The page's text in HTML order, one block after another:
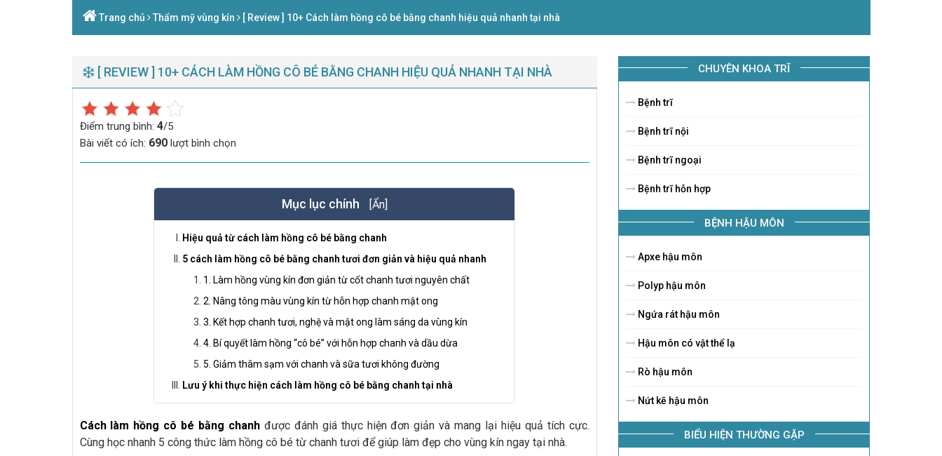
Trang chủ Thẩm mỹ vùng kín [ Review ] 10+ Cách làm hồng cô bé bằng chanh hiệu quả nhanh tại nhà
[ REVIEW ] 10+ CÁCH LÀM HỒNG CÔ BÉ BẰNG CHANH HIỆU QUẢ NHANH TẠI NHÀ
Điểm trung bình: 4/5
Bài viết có ích: 690lượt bình chọn
Mục lục chính [Ẩn]
Hiệu quả từ cách làm hồng cô bé bằng chanh
5 cách làm hồng cô bé bằng chanh tươi đơn giản và hiệu quả nhanh
1. Làm hồng vùng kín đơn giản từ cốt chanh tươi nguyên chất
2. Nâng tông màu vùng kín từ hỗn hợp chanh mật ong
3. Kết hợp chanh tươi, nghệ và mật ong làm sáng da vùng kín
4. Bí quyết làm hồng “cô bé” với hỗn hợp chanh và dầu dừa
5. Giảm thâm sạm với chanh và sữa tươi không đường
Lưu ý khi thực hiện cách làm hồng cô bé bằng chanh tại nhà
Cách làm hồng cô bé bằng chanh được đánh giá thực hiện đơn giản và mang lại hiệu quả tích cực.
Cùng học nhanh 5 công thức làm hồng cô bé từ chanh tươi để giúp làm đẹp cho vùng kín ngay tại nhà.
CHUYÊN KHOA TRĨ
Bệnh trĩ
Bệnh trĩ nội
Bệnh trĩ ngoại
Bệnh trĩ hỗn hợp
BỆNH HẬU MÔN
Apxe hậu môn
Polyp hậu môn
Ngứa rát hậu môn
Hậu môn có vật thể lạ
Rò hậu môn
Nứt kẽ hậu môn
BIỂU HIỆN THƯỜNG GẶP